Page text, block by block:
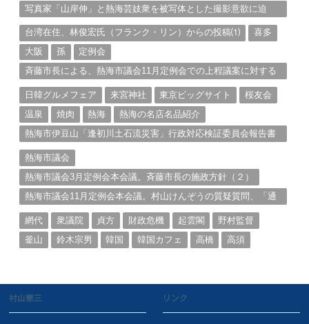
写真家「山岸伸」と熱海芸妓衆を被写体とした撮影意欲に迫
台湾在住、林俊宏氏（フランク・リン）からの投稿⑴
喜多
大阪
孫
定例会
斉藤市長による、熱海市議会11月定例会での上程議案に対する
日韓グルメフェア
来宮神社 東京ビッグサイト
桜友会
温泉
焼肉 熱海
熱海の名店名品紹介
熱海市伊豆山「逢初川土石流災害」行政対応検証委員会報告書
熱海市議会
熱海市議会3月定例会本会議。斉藤市長の施政方針（２）
熱海市議会11月定例会本会議。村山けんぞうの質疑質問、「通
網代
衆議院 貞方 財政危機 起雲閣
野村監督
釜山
鈴木宗男 韓国 韓国カフェ 高橋 高須
村山憲三 リンク